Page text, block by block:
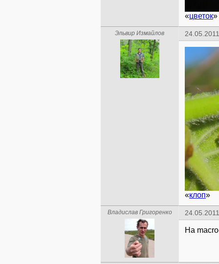
«цветок
Эльвир Измайлов
«клоп»
Владислав Григоренко
На